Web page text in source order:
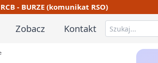
- BURZE (komunikat RSO)
Zobacz Kontakt